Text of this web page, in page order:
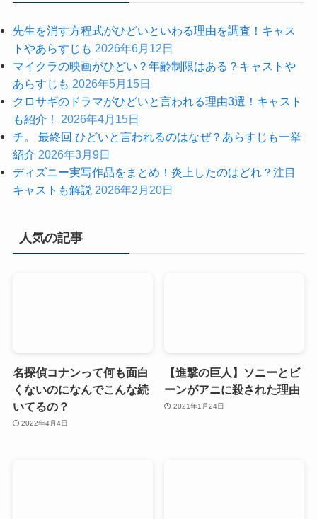
先生を消す方程式がひどいといわる理由を調査！キャス
トやあらすじも 2026年6月12日
マイクラの映画がひどい？年齢制限はある？キャストや
あらすじも 2026年5月15日
クロサギのドラマがひどいと言われる理由3選！キャスト
も紹介！ 2026年4月15日
チ。 最終回 ひどいと言われるのはなぜ？あらすじも一挙
紹介 2026年3月9日
ディズニー実写作品をまとめ！炎上したのはどれ？注目
キャストも解説 2026年2月20日
人気の記事
名探偵コナンって何も面白
くないのになんでこんな続
いてるの？
2022年4月4日
【進撃の巨人】ソニーとビ
ーンがアニに殺された理由
2021年1月24日